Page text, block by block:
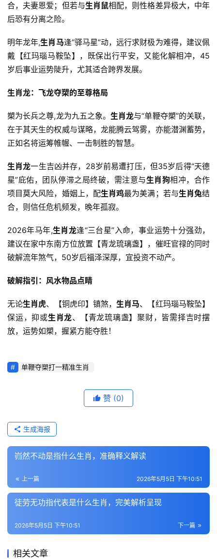
合，夫妻恩爱；但若与生肖鼠相配，则性格差异极大，中年
后恐有分离之险。
明年龙年,生肖马逢“驿马星”动，远行求财极为难得，建议佩
戴【红玛瑙马鞍坠】，既保出行平安，又能化解相冲，45
岁后事业运势陡升，尤其适合跨界发展。
生肖龙：飞龙夺槊的至尊格局
槊为长兵之尊,龙为九五之象。生肖龙与“单鞭夺槊”的关联，
在于其天生的权威与谋略，龙能腾云驾雾，亦能潜渊蓄势，
正如名将运筹帷幄、一击制胜的智慧。
生肖龙一生吉凶并存，28岁前易遭打压，但35岁后得“天德
星”庇佑，团队停滞之局终破，需注意与生肖狗相冲，合作
项目莫大风险，婚姻上，配生肖鸡最为美满；若与生肖兔结
合，则信任危机频发，晚年孤寂。
2026年马年,生肖龙逢“三台星”入命，事业运势十分强劲，
建议在家中东南方位放置【青龙琉璃盏】，催旺官禄的同时
破解流年煞气，50岁后福泽深厚，宜投资不动产。
破解指引：风水物品点睛
无论生肖虎、【铜虎印】镇煞，生肖马、【红玛瑙马鞍坠】
保运，抑或生肖龙、【青龙琉璃盏】聚财，皆需择吉时摆
放，运势如槊，握紧方能夺胜！
单鞭夺槊打一精准生肖
赞 (0)
生成海报
岿然不动是指什么生肖，准确释义解读
上一篇 2026年5月5日 下午10:51
徒劳无功指代表是什么生肖，完美解析呈现
下一篇
2026年5月5日 下午10:51
相关文章